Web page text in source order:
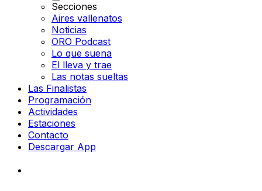
Secciones
Aires vallenatos
Noticias
ORO Podcast
Lo que suena
El lleva y trae
Las notas sueltas
Las Finalistas
Programación
Actividades
Estaciones
Contacto
Descargar App